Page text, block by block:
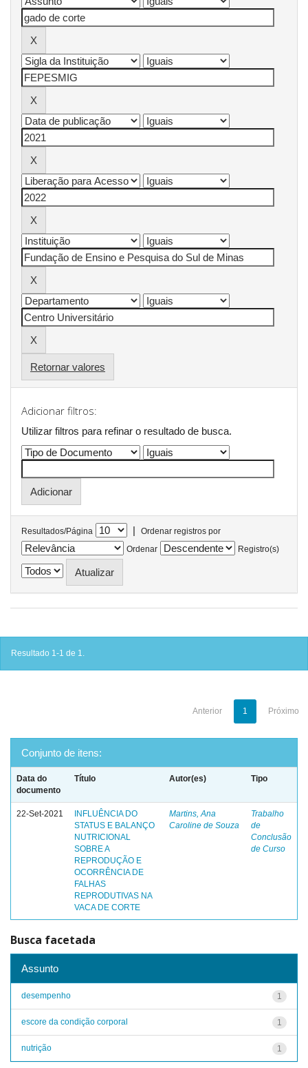
Retornar valores
Adicionar filtros:
Utilizar filtros para refinar o resultado de busca.
Resultados/Página |
Ordenar registros por
Ordenar
Registro(s)
Resultado 1-1 de 1.
Anterior 1 Próximo
Conjunto de itens:
Data do
documento
Título Autor(es) Tipo
22-Set-2021
INFLUÊNCIA DO
STATUS E BALANÇO
NUTRICIONAL
SOBRE A
REPRODUÇÃO E
OCORRÊNCIA DE
FALHAS
REPRODUTIVAS NA
VACA DE CORTE
Martins, Ana
Caroline de Souza
Trabalho
de
Conclusão
de Curso
Busca facetada
Assunto
1
desempenho
1
escore da condição corporal
1
nutrição